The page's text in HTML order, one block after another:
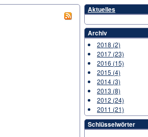
Aktuelles
Archiv
2018 (2)
2017 (23)
2016 (15)
2015 (4)
2014 (3)
2013 (8)
2012 (24)
2011 (21)
Schlüsselwörter